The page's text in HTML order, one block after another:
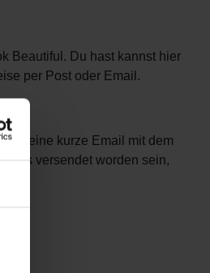
Beautiful. Du hast kannst hier
per Post oder Email.
eine kurze Email mit dem
versendet worden sein,